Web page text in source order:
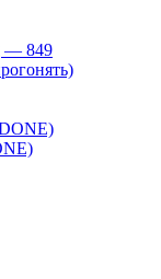
— 849